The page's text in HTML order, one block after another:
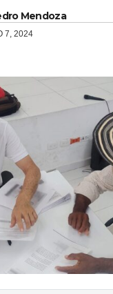
Mendoza
7, 2024